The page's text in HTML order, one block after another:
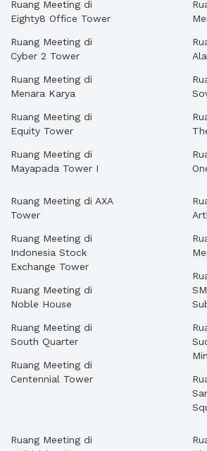
Ruang Meeting di
Eighty8 Office Tower
Ruang Meeting di
Cyber 2 Tower
Ruang Meeting di
Menara Karya
Ruang Meeting di
Equity Tower
Ruang Meeting di
Mayapada Tower I
Ruang Meeting di AXA
Tower
Ruang Meeting di
Indonesia Stock
Exchange Tower
Ruang Meeting di
Noble House
Ruang Meeting di
South Quarter
Ruang Meeting di
Centennial Tower
Ruang Meeting di